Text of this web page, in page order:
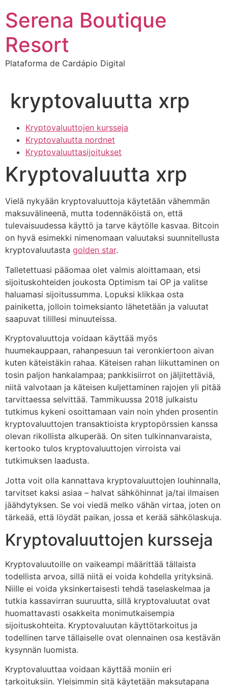
para
conteúdo
Serena Boutique
Resort
Plataforma de Cardápio Digital
kryptovaluutta xrp
Kryptovaluuttojen kursseja
Kryptovaluutta nordnet
Kryptovaluuttasijoitukset
Kryptovaluutta xrp
Vielä nykyään kryptovaluuttoja käytetään vähemmän
maksuvälineenä, mutta todennäköistä on, että
tulevaisuudessa käyttö ja tarve käytölle kasvaa. Bitcoin
on hyvä esimekki nimenomaan valuutaksi suunnitellusta
kryptovaluutasta golden star.
Talletettuasi pääomaa olet valmis aloittamaan, etsi
sijoituskohteiden joukosta Optimism tai OP ja valitse
haluamasi sijoitussumma. Lopuksi klikkaa osta
painiketta, jolloin toimeksianto lähetetään ja valuutat
saapuvat tilillesi minuuteissa.
Kryptovaluuttoja voidaan käyttää myös
huumekauppaan, rahanpesuun tai veronkiertoon aivan
kuten käteistäkin rahaa. Käteisen rahan liikuttaminen on
tosin paljon hankalampaa; pankkisiirrot on jäljitettäviä,
niitä valvotaan ja käteisen kuljettaminen rajojen yli pitää
tarvittaessa selvittää. Tammikuussa 2018 julkaistu
tutkimus kykeni osoittamaan vain noin yhden prosentin
kryptovaluuttojen transaktioista kryptopörssien kanssa
olevan rikollista alkuperää. On siten tulkinnanvaraista,
kertooko tulos kryptovaluuttojen virroista vai
tutkimuksen laadusta.
Jotta voit olla kannattava kryptovaluuttojen louhinnalla,
tarvitset kaksi asiaa – halvat sähköhinnat ja/tai ilmaisen
jäähdytyksen. Se voi viedä melko vähän virtaa, joten on
tärkeää, että löydät paikan, jossa et kerää sähkölaskuja.
Kryptovaluuttojen kursseja
Kryptovaluutoille on vaikeampi määrittää tällaista
todellista arvoa, sillä niitä ei voida kohdella yrityksinä.
Niille ei voida yksinkertaisesti tehdä taselaskelmaa ja
tutkia kassavirran suuruutta, sillä kryptovaluutat ovat
huomattavasti osakkeita monimutkaisempia
sijoituskohteita. Kryptovaluutan käyttötarkoitus ja
todellinen tarve tällaiselle ovat olennainen osa kestävän
kysynnän luomista.
Kryptovaluuttaa voidaan käyttää moniin eri
tarkoituksiin. Yleisimmin sitä käytetään maksutapana